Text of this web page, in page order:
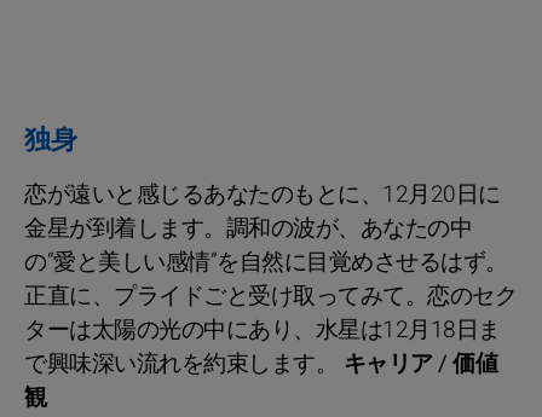
独身
恋が遠いと感じるあなたのもとに、12月20日に
金星が到着します。調和の波が、あなたの中
の“愛と美しい感情”を自然に目覚めさせるはず。
正直に、プライドごと受け取ってみて。恋のセク
ターは太陽の光の中にあり、水星は12月18日ま
で興味深い流れを約束します。 キャリア / 価値
観